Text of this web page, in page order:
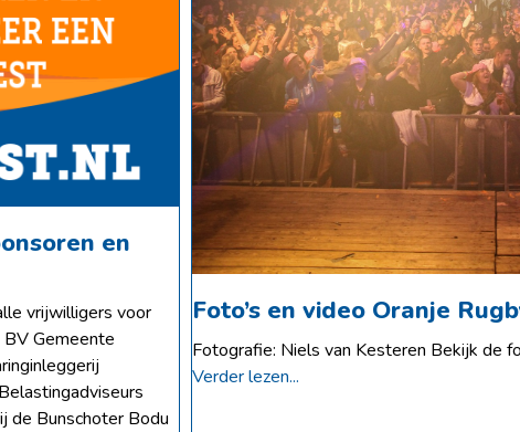
en
vrijwilligers voor
Gemeente
de Bunschoter Bodu
Foto’s en video Oranje
Fotografie: Niels van Kesteren Bekijk de
Verder lezen...